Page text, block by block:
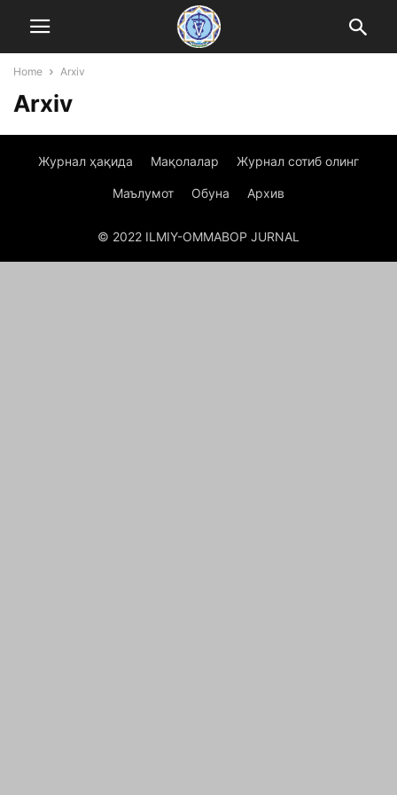
Home Arxiv
Arxiv
Журнал ҳақида Мақолалар Журнал сотиб олинг
Маълумот Обуна Архив
© 2022 ILMIY-OMMABOP JURNAL